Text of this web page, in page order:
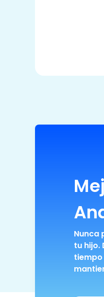
Nunca
tu hijo.